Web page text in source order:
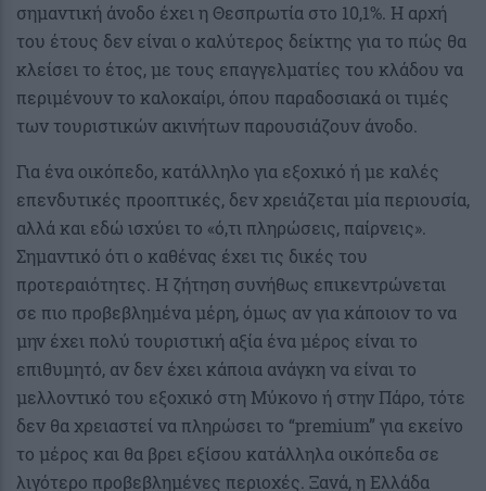
σημαντική άνοδο έχει η Θεσπρωτία στο 10,1%. Η αρχή
του έτους δεν είναι ο καλύτερος δείκτης για το πώς θα
κλείσει το έτος, με τους επαγγελματίες του κλάδου να
περιμένουν το καλοκαίρι, όπου παραδοσιακά οι τιμές
των τουριστικών ακινήτων παρουσιάζουν άνοδο.
Για ένα οικόπεδο, κατάλληλο για εξοχικό ή με καλές
επενδυτικές προοπτικές, δεν χρειάζεται μία περιουσία,
αλλά και εδώ ισχύει το «ό,τι πληρώσεις, παίρνεις».
Σημαντικό ότι ο καθένας έχει τις δικές του
προτεραιότητες. Η ζήτηση συνήθως επικεντρώνεται
σε πιο προβεβλημένα μέρη, όμως αν για κάποιον το να
μην έχει πολύ τουριστική αξία ένα μέρος είναι το
επιθυμητό, αν δεν έχει κάποια ανάγκη να είναι το
μελλοντικό του εξοχικό στη Μύκονο ή στην Πάρο, τότε
δεν θα χρειαστεί να πληρώσει το “premium” για εκείνο
το μέρος και θα βρει εξίσου κατάλληλα οικόπεδα σε
λιγότερο προβεβλημένες περιοχές. Ξανά, η Ελλάδα